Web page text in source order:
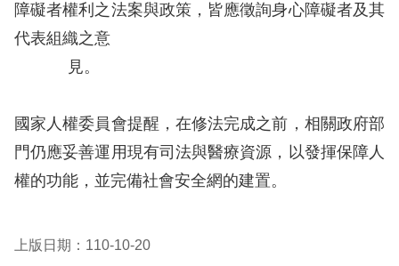
料
開
告
無
障礙者權利之法案與政策，皆應徵詢身心障礙者及其
代表組織之意
見。
國家人權委員會提醒，在修法完成之前，相關政府部
門仍應妥善運用現有司法與醫療資源，以發揮保障人
權的功能，並完備社會安全網的建置。
上版日期：110-10-20